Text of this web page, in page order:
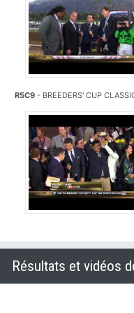
R5C9 - BREEDERS' CUP